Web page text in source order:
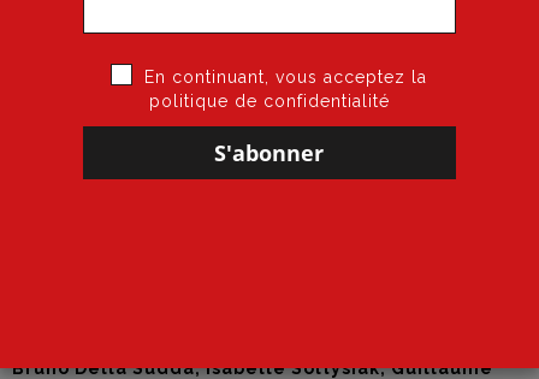
70EME CONGRÈS DE L’UNION DÉPARTEMENTALE CGT
Bruno Della Sudda, Isabelle Soltysiak, Guillaume
En continuant, vous acceptez la
politique de confidentialité